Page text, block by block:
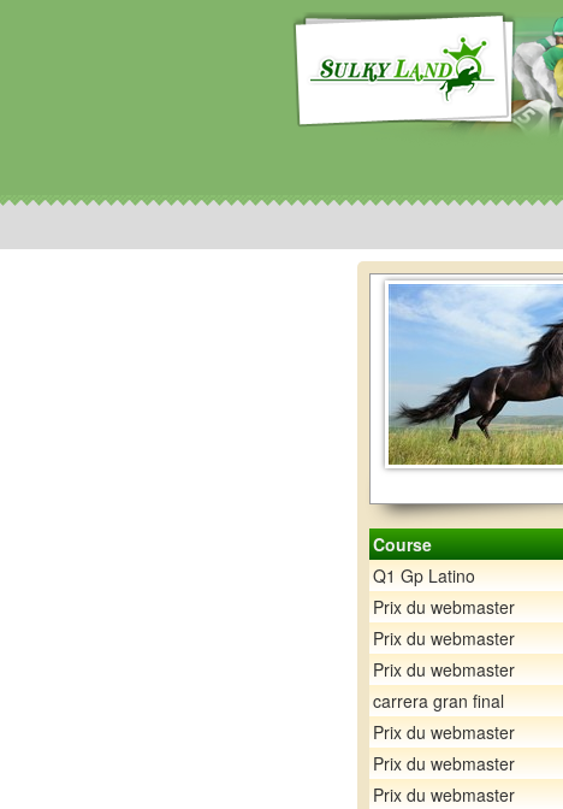
Course
Q1 Gp Latino
Prix du webmaster
Prix du webmaster
Prix du webmaster
carrera gran final
Prix du webmaster
Prix du webmaster
Prix du webmaster